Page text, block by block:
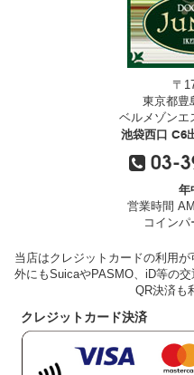
〒
東京都豊
ベルメゾンエ
池袋西口 C6
03-
年
営業時間
コインパ
当店はクレジットカードの利用
外にもSuicaやPASMO、iD等の
QR決済も
クレジットカード決済